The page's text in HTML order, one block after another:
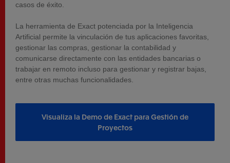
casos de éxito.
La herramienta de Exact potenciada por la Inteligencia
Artificial permite la vinculación de tus aplicaciones favoritas,
gestionar las compras, gestionar la contabilidad y
comunicarse directamente con las entidades bancarias o
trabajar en remoto incluso para gestionar y registrar bajas,
entre otras muchas funcionalidades.
Visualiza la Demo de Exact para Gestión de
Proyectos